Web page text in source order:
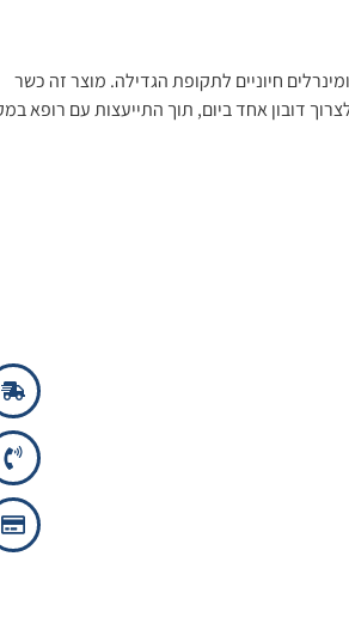
חיוניים לתקופת הגדילה. מוצר זה כשר
דובון אחד ביום, תוך התייעצות עם רופא